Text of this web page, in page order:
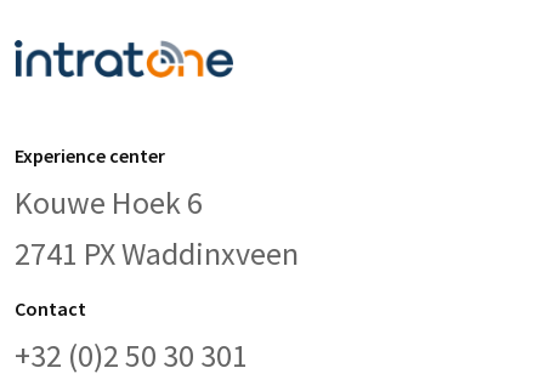
Experience center
Kouwe Hoek 6
2741 PX Waddinxveen
Contact
+32 (0)2 50 30 301